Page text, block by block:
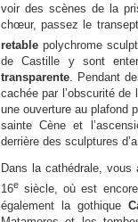
voir des scènes de la
chœur, passez le
retable polychrome
de Castille y sont
transparente. Pendant
cachée par l’obscurité
une ouverture au plafond
sainte Cène et
derrière des sculptures
Dans la cathédrale,
16e siècle, où est
également la gothique